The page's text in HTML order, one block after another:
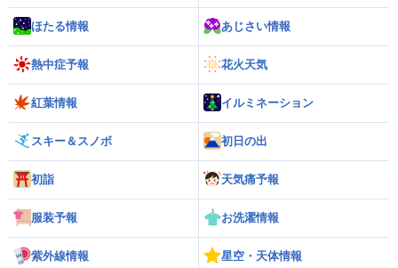
ほたる情報 あじさい情報
熱中症予報 花火天気
紅葉情報 イルミネーション
スキー＆スノボ 初日の出
初詣 天気痛予報
服装予報 お洗濯情報
紫外線情報 星空・天体情報